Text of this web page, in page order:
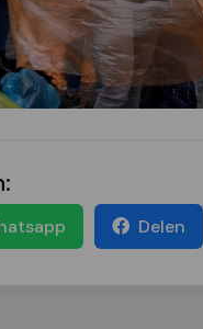
Delen